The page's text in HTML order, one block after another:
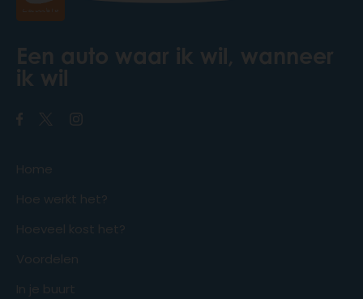
Een auto waar ik wil, wanneer
ik wil
Home
Hoe werkt het?
Hoeveel kost het?
Voordelen
In je buurt